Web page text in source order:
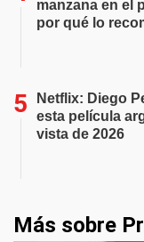
manzana en el
por qué lo
Netflix: Diego
esta película
vista de 2026
Más sobre